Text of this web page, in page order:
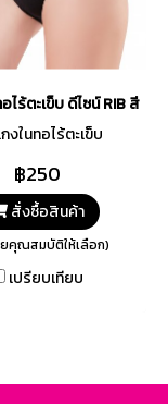
ร์ รหัส TSUD09-LA
อไร้ตะเข็บ ดีไซน์ RIB สีด
งในทอไร้ตะเข็บ
฿250
สั่งซื้อสินค้า
คุณสมบัติให้เลือก)
เปรียบเทียบ